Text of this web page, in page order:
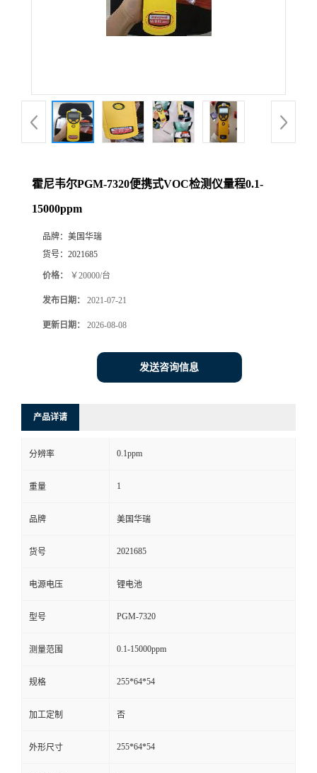
品
系
线
留
言
霍尼韦尔PGM-7320便携式VOC检测仪量程0.1-
15000ppm
品牌： 美国华瑞
货号： 2021685
价格： ￥20000/台
发布日期： 2021-07-21
更新日期： 2026-08-08
发送咨询信息
产品详请
分辨率 0.1ppm
重量 1
品牌 美国华瑞
货号 2021685
电源电压 锂电池
型号 PGM-7320
测量范围 0.1-15000ppm
规格 255*64*54
加工定制 否
外形尺寸 255*64*54